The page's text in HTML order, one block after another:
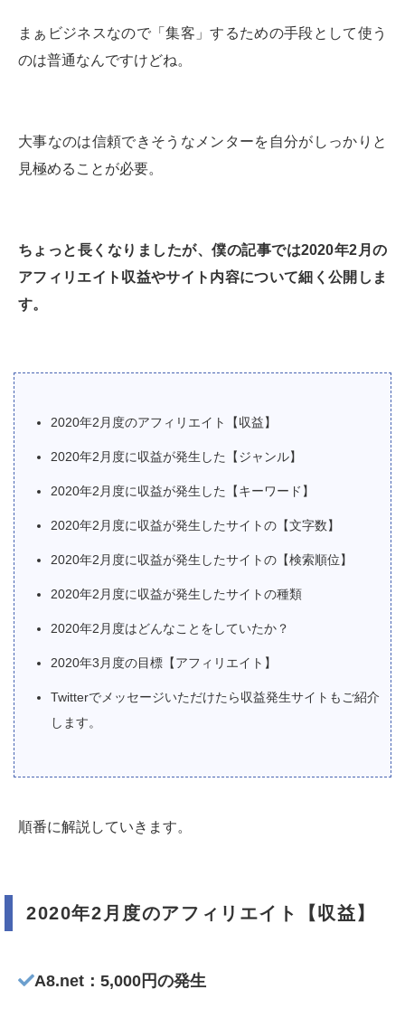
まぁビジネスなので「集客」するための手段として使う
のは普通なんですけどね。
大事なのは信頼できそうなメンターを自分がしっかりと
見極めることが必要。
ちょっと長くなりましたが、僕の記事では2020年2月の
アフィリエイト収益やサイト内容について細く公開しま
す。
2020年2月度のアフィリエイト【収益】
2020年2月度に収益が発生した【ジャンル】
2020年2月度に収益が発生した【キーワード】
2020年2月度に収益が発生したサイトの【文字数】
2020年2月度に収益が発生したサイトの【検索順位】
2020年2月度に収益が発生したサイトの種類
2020年2月度はどんなことをしていたか？
2020年3月度の目標【アフィリエイト】
Twitterでメッセージいただけたら収益発生サイトもご紹介
します。
順番に解説していきます。
2020年2月度のアフィリエイト【収益】
A8.net：5,000円の発生